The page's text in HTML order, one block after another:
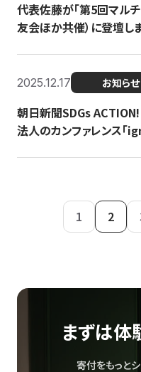
代表佐藤が「第5回マルチ
友会ほか共催）に登壇し
2025.12.17 お知らせ
朝日新聞SDGs ACTION!
法人のカンファレンス「
1 2
まずは体
寄付をもっとシ